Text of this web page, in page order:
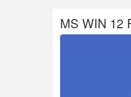
MS WIN 12